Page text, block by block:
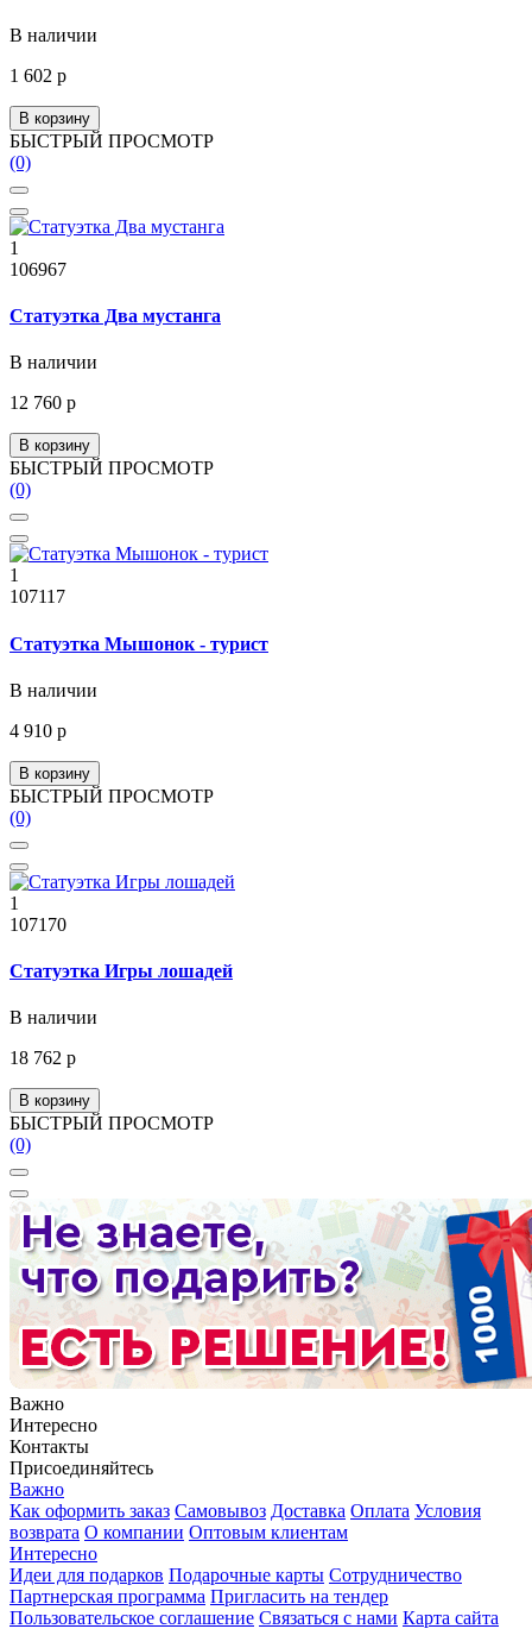
В наличии
1 602 р
В корзину
БЫСТРЫЙ ПРОСМОТР
(0)
1
106967
Статуэтка Два мустанга
В наличии
12 760 р
В корзину
БЫСТРЫЙ ПРОСМОТР
(0)
1
107117
Статуэтка Мышонок - турист
В наличии
4 910 р
В корзину
БЫСТРЫЙ ПРОСМОТР
(0)
1
107170
Статуэтка Игры лошадей
В наличии
18 762 р
В корзину
БЫСТРЫЙ ПРОСМОТР
(0)
Важно
Интересно
Контакты
Присоединяйтесь
Важно
Как оформить заказ Самовывоз Доставка Оплата Условия
возврата О компании Оптовым клиентам
Интересно
Идеи для подарков Подарочные карты Сотрудничество
Партнерская программа Пригласить на тендер
Пользовательское соглашение Связаться с нами Карта сайта